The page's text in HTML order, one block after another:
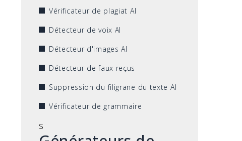
Vérificateur de plagiat AI
Détecteur de voix AI
Détecteur d'images AI
Détecteur de faux reçus
Suppression du filigrane du texte AI
Vérificateur de grammaire
s